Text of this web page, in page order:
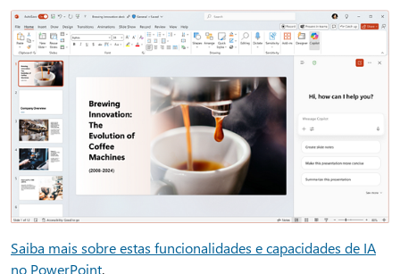
Saiba mais sobre estas funcionalidades e capacidades de IA
no PowerPoint.